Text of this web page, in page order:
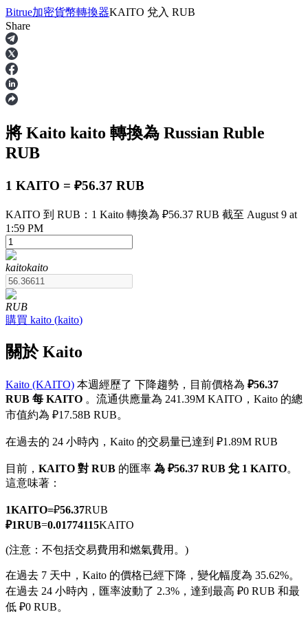
合約
USDT永續
多種以USDT結算的永續合約
幣本位永續
以數字貨幣為保證金的永續合約
TradFi
美股、外匯、貴金屬及大宗商品衍生性商品
Bitrue加密貨幣轉換器KAITO 兌入 RUB
Share
將 Kaito kaito 轉換為 Russian Ruble
RUB
1 KAITO = ₽56.37 RUB
KAITO 到 RUB：1 Kaito 轉換為 ₽56.37 RUB 截至 August 9 at
1:59 PM
kaitokaito
RUB
購買 kaito (kaito)
關於 Kaito
Kaito (KAITO) 本週經歷了 下降趨勢，目前價格為 ₽56.37
RUB 每 KAITO 。流通供應量為 241.39M KAITO，Kaito 的總
市值約為 ₽17.58B RUB。
在過去的 24 小時內，Kaito 的交易量已達到 ₽1.89M RUB
目前， KAITO 對 RUB 的匯率 為 ₽56.37 RUB 兌 1 KAITO。
這意味著：
1KAITO=₽56.37RUB
₽1RUB=0.01774115KAITO
(注意：不包括交易費用和燃氣費用。)
在過去 7 天中，Kaito 的價格已經下降，變化幅度為 35.62%。
在過去 24 小時內，匯率波動了 2.3%，達到最高 ₽0 RUB 和最
低 ₽0 RUB。